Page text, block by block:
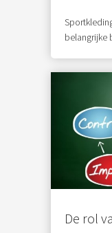
belangrijke
De rol